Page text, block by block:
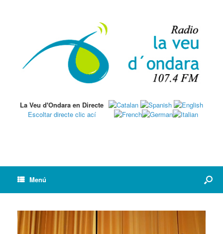
La Veu d'Ondara en Directe
Escoltar directe clic ací
Menú